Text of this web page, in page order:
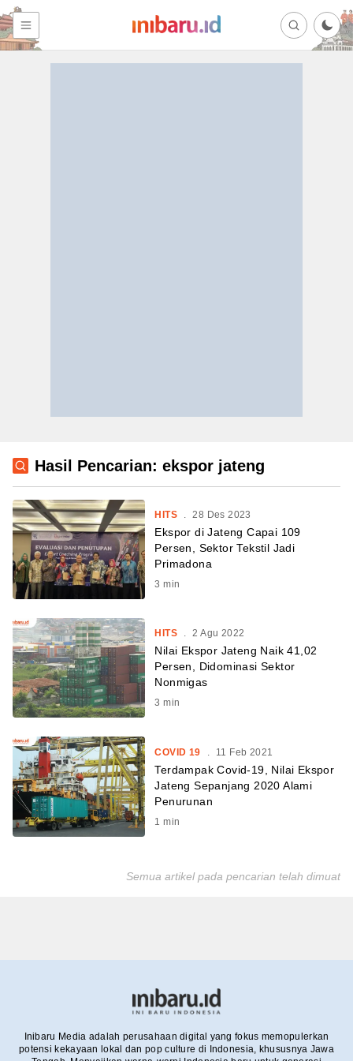
Hasil Pencarian: ekspor jateng
HITS . 28 Des 2023
Ekspor di Jateng Capai 109
Persen, Sektor Tekstil Jadi
Primadona
3 min
HITS . 2 Agu 2022
Nilai Ekspor Jateng Naik 41,02
Persen, Didominasi Sektor
Nonmigas
3 min
COVID 19 11 Feb 2021
Terdampak Covid-19, Nilai Ekspor
Jateng Sepanjang 2020 Alami
Penurunan
1 min
Semua artikel pada pencarian telah dimuat
Inibaru Media adalah perusahaan digital yang fokus memopulerkan
potensi kekayaan lokal dan pop culture di Indonesia, khususnya Jawa